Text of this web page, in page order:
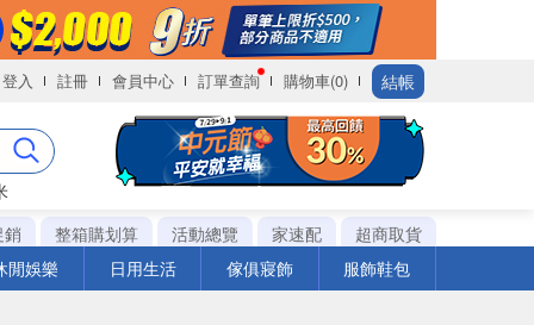
登入 註冊 會員中心 訂單查詢 購物車(0) 結帳
銷
整箱購划算 活動總覽 家速配
超商取貨
閒娛樂
日用生活 傢俱寢飾 服飾鞋包